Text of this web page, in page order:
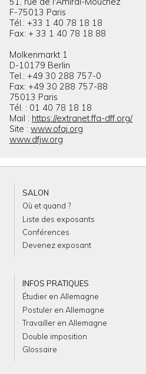
F-75013 Paris
Tél.: +33 1 40 78 18 18
Fax: + 33 1 40 78 18 88
Molkenmarkt 1
D-10179 Berlin
Tel.: +49 30 288 757-0
Fax: +49 30 288 757-88
75013 Paris
Tél. : 01 40 78 18 18
Mail : https://extranet.ffa-dff.org/
Site : www.ofaj.org
www.dfjw.org
SALON
Où et quand ?
Liste des exposants
Conférences
Devenez exposant
INFOS PRATIQUES
Étudier en Allemagne
Postuler en Allemagne
Travailler en Allemagne
Double imposition
Glossaire